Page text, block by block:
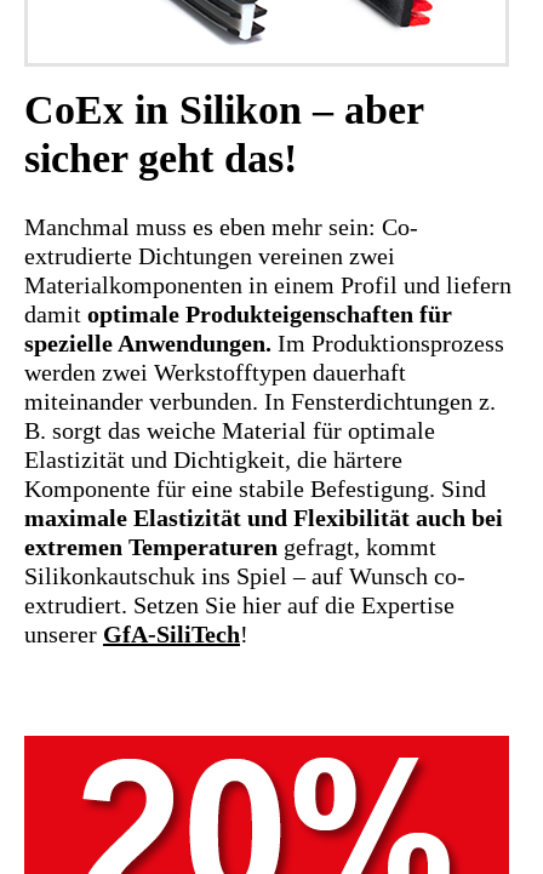
CoEx in Silikon – aber
sicher geht das!
Manchmal muss es eben mehr sein: Co-
extrudierte Dichtungen vereinen zwei
Materialkomponenten in einem Profil und liefern
damit optimale Produkteigenschaften für
spezielle Anwendungen. Im Produktionsprozess
werden zwei Werkstofftypen dauerhaft
miteinander verbunden. In Fensterdichtungen z.
B. sorgt das weiche Material für optimale
Elastizität und Dichtigkeit, die härtere
Komponente für eine stabile Befestigung. Sind
maximale Elastizität und Flexibilität auch bei
extremen Temperaturen gefragt, kommt
Silikonkautschuk ins Spiel – auf Wunsch co-
extrudiert. Setzen Sie hier auf die Expertise
unserer GfA-SiliTech!